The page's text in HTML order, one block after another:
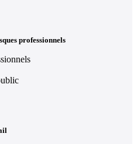
professionnels